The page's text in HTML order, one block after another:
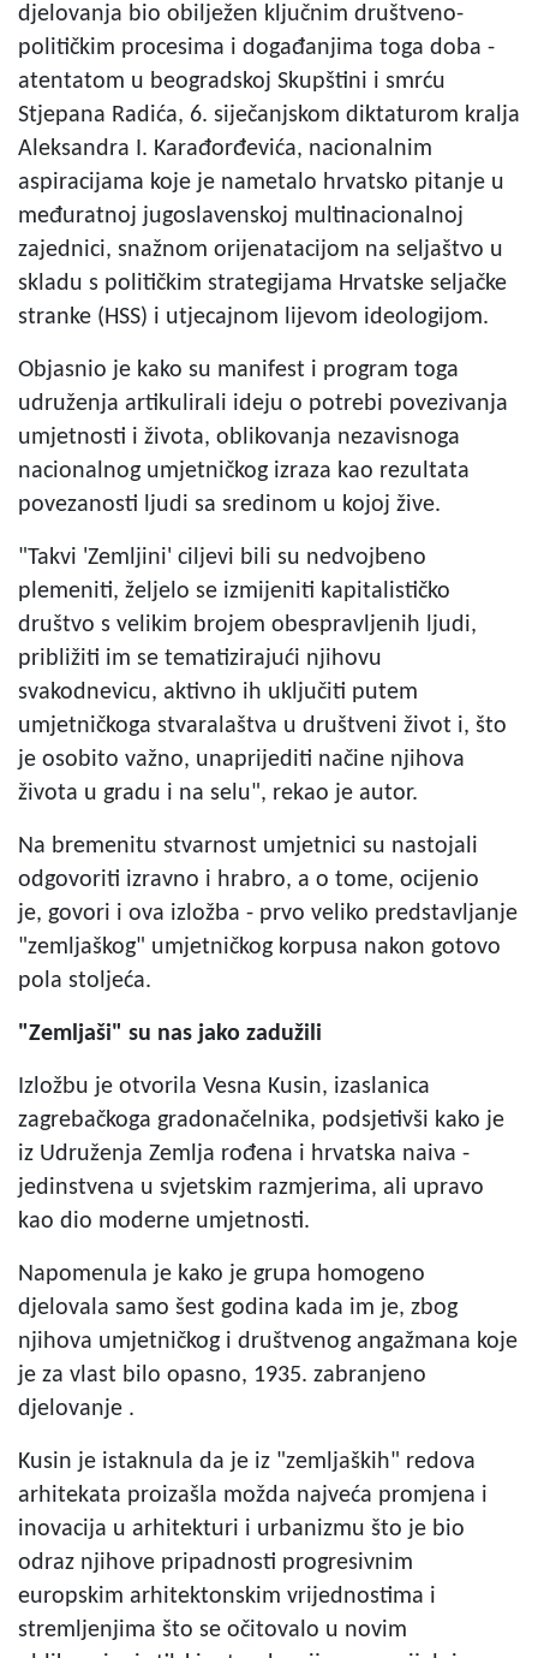
djelovanja bio obilježen ključnim društveno-
političkim procesima i događanjima toga doba -
atentatom u beogradskoj Skupštini i smrću
Stjepana Radića, 6. siječanjskom diktaturom kralja
Aleksandra I. Karađorđevića, nacionalnim
aspiracijama koje je nametalo hrvatsko pitanje u
međuratnoj jugoslavenskoj multinacionalnoj
zajednici, snažnom orijenatacijom na seljaštvo u
skladu s političkim strategijama Hrvatske seljačke
stranke (HSS) i utjecajnom lijevom ideologijom.
Objasnio je kako su manifest i program toga
udruženja artikulirali ideju o potrebi povezivanja
umjetnosti i života, oblikovanja nezavisnoga
nacionalnog umjetničkog izraza kao rezultata
povezanosti ljudi sa sredinom u kojoj žive.
"Takvi 'Zemljini' ciljevi bili su nedvojbeno
plemeniti, željelo se izmijeniti kapitalističko
društvo s velikim brojem obespravljenih ljudi,
približiti im se tematizirajući njihovu
svakodnevicu, aktivno ih uključiti putem
umjetničkoga stvaralaštva u društveni život i, što
je osobito važno, unaprijediti načine njihova
života u gradu i na selu", rekao je autor.
Na bremenitu stvarnost umjetnici su nastojali
odgovoriti izravno i hrabro, a o tome, ocijenio
je, govori i ova izložba - prvo veliko predstavljanje
"zemljaškog" umjetničkog korpusa nakon gotovo
pola stoljeća.
"Zemljaši" su nas jako zadužili
Izložbu je otvorila Vesna Kusin, izaslanica
zagrebačkoga gradonačelnika, podsjetivši kako je
iz Udruženja Zemlja rođena i hrvatska naiva -
jedinstvena u svjetskim razmjerima, ali upravo
kao dio moderne umjetnosti.
Napomenula je kako je grupa homogeno
djelovala samo šest godina kada im je, zbog
njihova umjetničkog i društvenog angažmana koje
je za vlast bilo opasno, 1935. zabranjeno
djelovanje .
Kusin je istaknula da je iz "zemljaških" redova
arhitekata proizašla možda najveća promjena i
inovacija u arhitekturi i urbanizmu što je bio
odraz njihove pripadnosti progresivnim
europskim arhitektonskim vrijednostima i
stremljenjima što se očitovalo u novim